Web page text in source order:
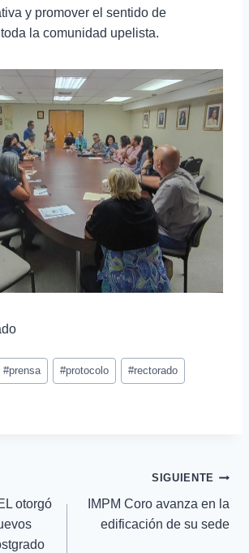
y promover el sentido de
la comunidad upelista.
#prensa #protocolo #rectorado
otorgó
SIGUIENTE
IMPM Coro avanza en la
edificación de su sede